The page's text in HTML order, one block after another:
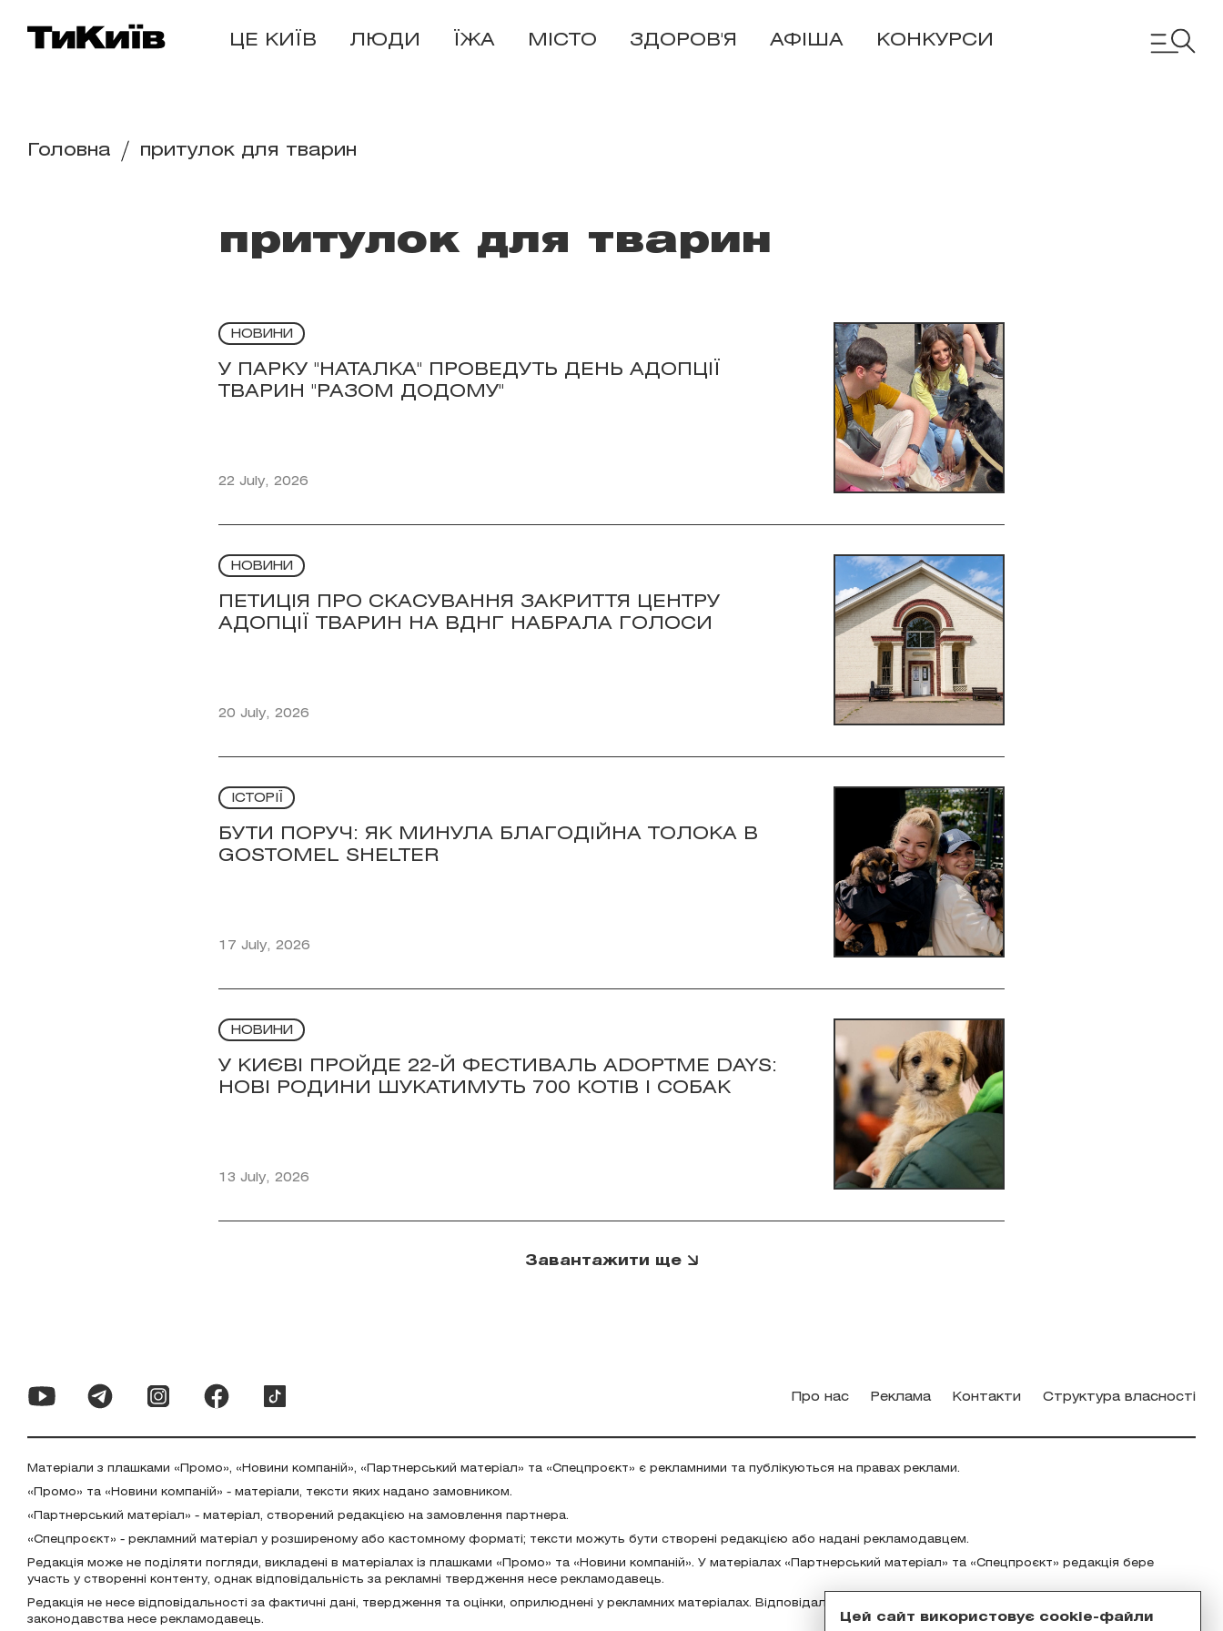
ЦЕ КИЇВ ЛЮДИ ЇЖА МІСТО ЗДОРОВ'Я АФІША КОНКУРСИ
Головна притулок для тварин
притулок для тварин
НОВИНИ
У ПАРКУ "НАТАЛКА" ПРОВЕДУТЬ ДЕНЬ АДОПЦІЇ
ТВАРИН "РАЗОМ ДОДОМУ"
22 July, 2026
НОВИНИ
ПЕТИЦІЯ ПРО СКАСУВАННЯ ЗАКРИТТЯ ЦЕНТРУ
АДОПЦІЇ ТВАРИН НА ВДНГ НАБРАЛА ГОЛОСИ
20 July, 2026
ІСТОРІЇ
БУТИ ПОРУЧ: ЯК МИНУЛА БЛАГОДІЙНА ТОЛОКА В
GOSTOMEL SHELTER
17 July, 2026
НОВИНИ
У КИЄВІ ПРОЙДЕ 22-Й ФЕСТИВАЛЬ ADOPTME DAYS:
НОВІ РОДИНИ ШУКАТИМУТЬ 700 КОТІВ І СОБАК
13 July, 2026
Завантажити ще
Цей сайт використовує cookie-файли
Про нас Реклама Контакти Структура власності
Матеріали з плашками «Промо», «Новини компаній», «Партнерський матеріал» та «Спецпроєкт» є рекламними та публікуються на правах реклами.
«Промо» та «Новини компаній» - матеріали, тексти яких надано замовником.
«Партнерський матеріал» - матеріал, створений редакцією на замовлення партнера.
«Спецпроєкт» - рекламний матеріал у розширеному або кастомному форматі; тексти можуть бути створені редакцією або надані рекламодавцем.
Редакція може не поділяти погляди, викладені в матеріалах із плашками «Промо» та «Новини компаній». У матеріалах «Партнерський матеріал» та «Спецпроєкт» редакція бере
участь у створенні контенту, однак відповідальність за рекламні твердження несе рекламодавець.
Редакція не несе відповідальності за фактичні дані, твердження та оцінки, оприлюднені у рекламних матеріалах. Відповідальність за зміст реклами відповідно до українського
законодавства несе рекламодавець.